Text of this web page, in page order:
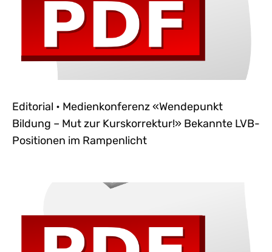
Editorial • Medienkonferenz «Wendepunkt
Bildung – Mut zur Kurskorrektur!» Bekannte LVB-
Positionen im Rampenlicht